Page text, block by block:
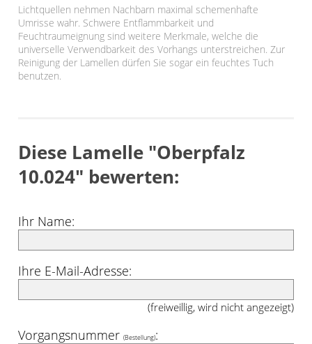
Lichtquellen nehmen Nachbarn maximal schemenhafte
Umrisse wahr. Schwere Entflammbarkeit und
Feuchtraumeignung sind weitere Merkmale, welche die
universelle Verwendbarkeit des Vorhangs unterstreichen. Zur
Reinigung der Lamellen dürfen Sie sogar ein feuchtes Tuch
benutzen.
Diese Lamelle "Oberpfalz
10.024" bewerten:
Ihr Name:
Ihre E-Mail-Adresse:
(freiweillig, wird nicht angezeigt)
Vorgangsnummer(Bestellung):